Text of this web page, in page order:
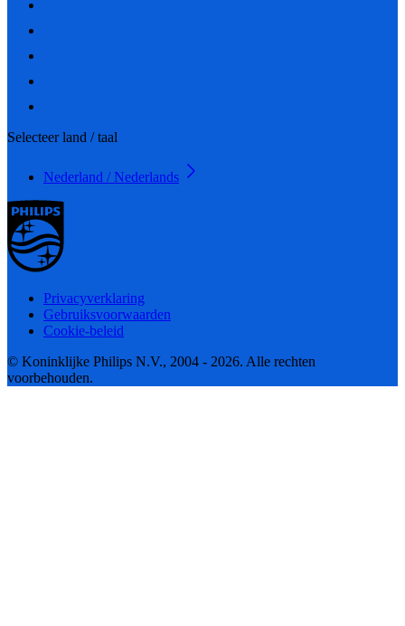
Selecteer land / taal
Nederland / Nederlands
Privacyverklaring
Gebruiksvoorwaarden
Cookie-beleid
© Koninklijke Philips N.V., 2004 - 2026. Alle rechten
voorbehouden.